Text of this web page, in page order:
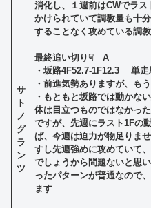
サ
ト
ノ
グ
ラ
ン
ツ
消化し、１週前はCWでラ
かけられていて調教量も十
することなく攻めている調
最終追い切り☟ A
・坂路4F52.7-1F12.3 単走
・前進気勢ありますが、も
・もともと坂路では動かな
体は目立つものではなかっ
ですが、先週にラスト1Fの
ば、今週は迫力が物足りま
すし先週強めに攻めていて
でしょうから問題ないと思
ったパターンが普通なので
ます